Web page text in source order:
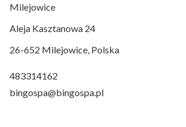
Milejowice
Aleja Kasztanowa 24
26-652 Milejowice, Polska
483314162
bingospa@bingospa.pl